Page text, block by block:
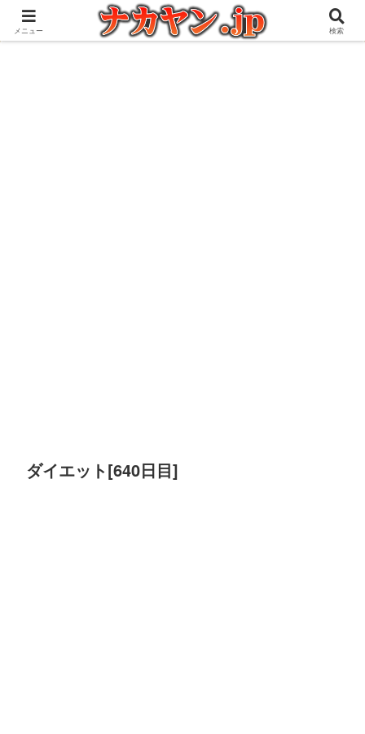
アウトドアとガジェット好きな管理人の愉快な日々を綴るブログ
ダイエット[640日目]
メニュー 検索